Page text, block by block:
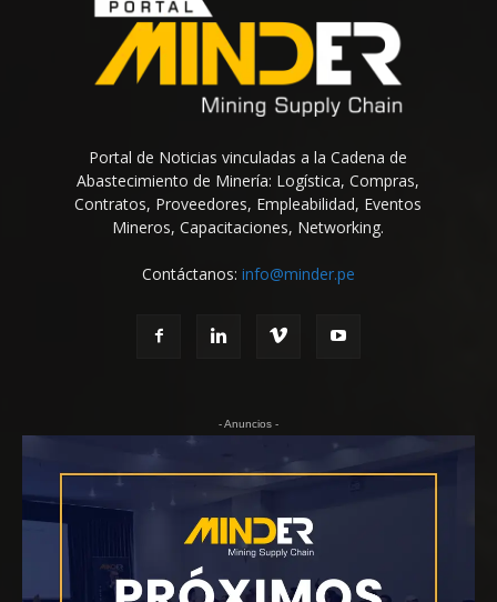
Portal de Noticias vinculadas a la Cadena de
Abastecimiento de Minería: Logística, Compras,
Contratos, Proveedores, Empleabilidad, Eventos
Mineros, Capacitaciones, Networking.
Contáctanos: info@minder.pe
- Anuncios -